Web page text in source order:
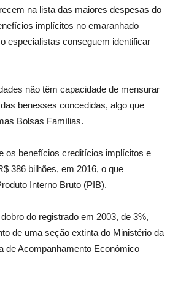
na lista das maiores despesas do
implícitos no emaranhado
especialistas conseguem identificar
não têm capacidade de mensurar
benesses concedidas, algo que
Bolsas Famílias.
os benefícios creditícios implícitos e
386 bilhões, em 2016, o que
Interno Bruto (PIB).
do registrado em 2003, de 3%,
de uma seção extinta do Ministério da
de Acompanhamento Econômico